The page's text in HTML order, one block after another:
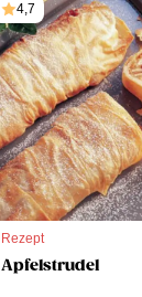
4,7
Rezept
Apfelstrudel